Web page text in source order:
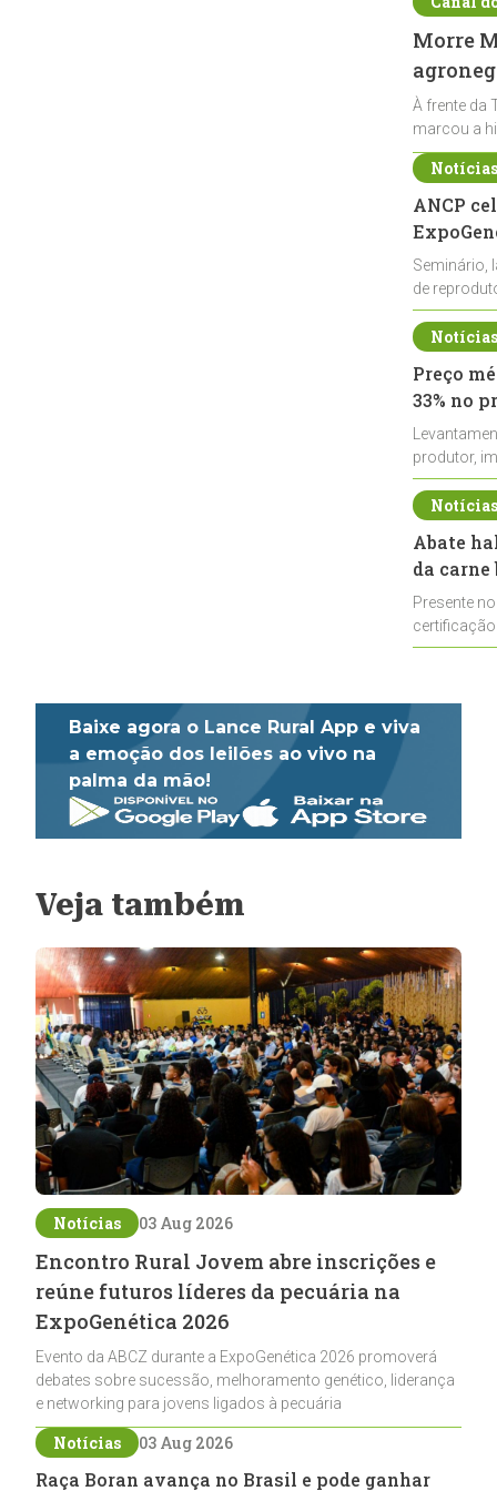
Morre
À frente da
marcou a
ANCP
Seminário,
de
durante a
Preço
33% no
produtor,
de leite cru
Abate
da
Presente
Baixe agora o Lance Rural App e viva
a emoção dos leilões ao vivo na
palma da mão!
Veja também
Notícias 03 Aug 2026
Encontro Rural Jovem abre inscrições e
reúne futuros líderes da pecuária na
ExpoGenética 2026
Evento da ABCZ durante a ExpoGenética 2026 promoverá
debates sobre sucessão, melhoramento genético, liderança
e networking para jovens ligados à pecuária
Notícias 03 Aug 2026
Raça Boran avança no Brasil e pode ganhar